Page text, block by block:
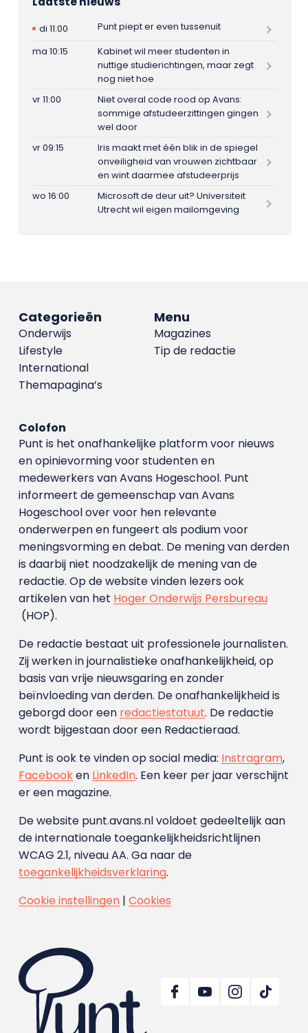
di 11:00
Punt piept er even tussenuit
ma 10:15
Kabinet wil meer studenten in
nuttige studierichtingen, maar zegt
nog niet hoe
vr 11:00
Niet overal code rood op Avans:
sommige afstudeerzittingen gingen
wel door
vr 09:15
Iris maakt met één blik in de spiegel
onveiligheid van vrouwen zichtbaar
en wint daarmee afstudeerprijs
wo 16:00
Microsoft de deur uit? Universiteit
Utrecht wil eigen mailomgeving
Menu
Magazines
Tip de redactie
Categorieën
Onderwijs
Lifestyle
International
Themapagina’s
Colofon
Punt is het onafhankelijke platform voor nieuws
en opinievorming voor studenten en
medewerkers van Avans Hoge­school. Punt
informeert de gemeenschap van Avans
Hogeschool over voor hen relevante
onderwerpen en fungeert als podium voor
meningsvorming en debat. De mening van derden
is daarbij niet noodzakelijk de mening van de
redactie. Op de website vinden lezers ook
artikelen van het Hoger Onderwijs Persbureau
(HOP).
De redactie bestaat uit professionele journalisten.
Zij werken in journalistieke onafhankelijkheid, op
basis van vrije nieuwsgaring en zonder
beïnvloeding van derden. De onafhankelijkheid is
geborgd door een redactiestatuut. De redactie
wordt bijgestaan door een Redactieraad.
Punt is ook te vinden op social media: Instragram,
Facebooken LinkedIn. Een keer per jaar verschijnt
er een magazine.
De website punt.avans.nl voldoet gedeeltelijk aan
de internationale toegankelijkheidsrichtlijnen
WCAG 2.1, niveau AA. Ga naar de
toegankelijkheidsverklaring.
Cookie instellingen| Cookies